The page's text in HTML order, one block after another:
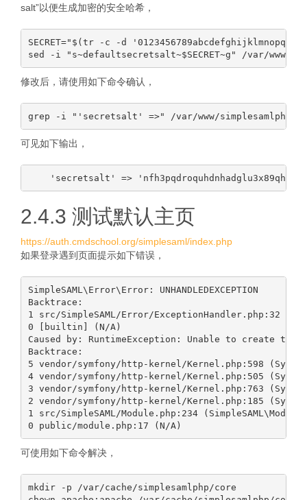
salt”以便生成加密的安全哈希，
SECRET="$(tr -c -d
修改后，请使用如下命令确认，
可见如下输出，
2.4.3 测试默认主页
https://auth.cmdschool.org/simplesaml/index.php
如果登录遇到页面提示如下错误，
SimpleSAML\Error\Error: UNHANDLEDEXCEPTION
Backtrace:
1 src/SimpleSAML/Error/ExceptionHandler.php:32
0 [builtin] (N/A)
Caused by: RuntimeException: Unable to create
Backtrace:
5 vendor/symfony/http-kernel/Kernel.php:598
4 vendor/symfony/http-kernel/Kernel.php:505
3 vendor/symfony/http-kernel/Kernel.php:763
2 vendor/symfony/http-kernel/Kernel.php:185
1 src/SimpleSAML/Module.php:234
可使用如下命令解决，
mkdir -p /var/cache/simplesamlphp/core